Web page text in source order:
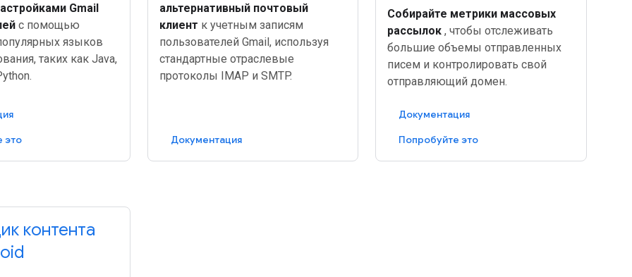
Gmail
с помощью
языков
таких как Java,
это
альтернативный почтовый
клиент к учетным записям
пользователей Gmail, используя
стандартные отраслевые
протоколы IMAP и SMTP.
Документация
Собирайте метрики массовых
рассылок , чтобы отслеживать
большие объемы отправленных
писем и контролировать свой
отправляющий домен.
Документация
Попробуйте это
контента